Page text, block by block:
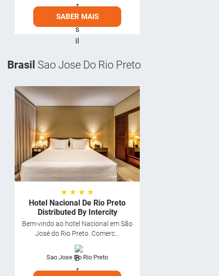
SABER MAIS
Brasil Sao Jose Do Rio Preto
★ ★ ★ ★
Hotel Nacional De Rio Preto
Distributed By Intercity
Bem-vindo ao hotel Nacional em São
José do Rio Preto. Comerc...
Sao Jose Do Rio Preto